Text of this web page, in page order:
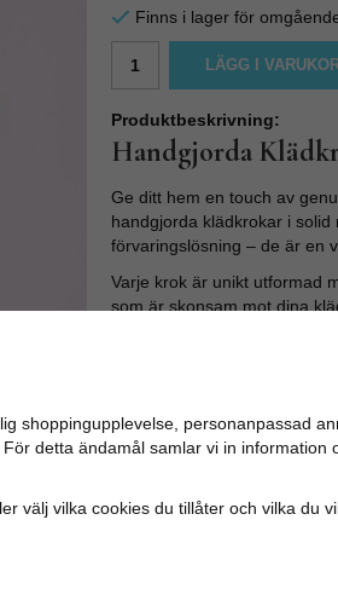
Finns i lager för
LÄGG I
Produktbeskrivning:
Handgjorda
Ge ditt hem en touch av
handgjorda klädkrokar i
förvaringslösning – de är en
Varje krok är unikt utformad
som är skonsam mot dina
unika variationer i ytan
Med sin generösa storlek
hallen till mysiga
personlig handduksvägg i
Handgjord
shoppingupplevelse, personanpassad
detta ändamål samlar vi in information
välj vilka cookies du tillåter och vilka du